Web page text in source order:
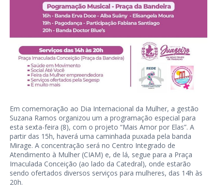
Em comemoração ao Dia Internacional da Mulher, a gestão
Suzana Ramos organizou um a programação especial para
esta sexta-feira (8), com o projeto “Mais Amor por Elas”. A
partir das 15h, haverá uma caminhada puxada pela banda
Mirage. A concentração será no Centro Integrado de
Atendimento à Mulher (CIAM) e, de lá, segue para a Praça
Imaculada Conceição (ao lado da Catedral), onde estarão
sendo ofertados diversos serviços para mulheres, das 14h às
20h.